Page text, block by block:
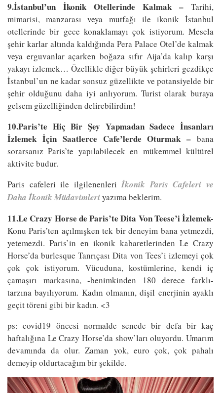
9.İstanbul’un İkonik Otellerinde Kalmak – Tarihi,
mimarisi, manzarası veya mutfağı ile ikonik İstanbul
otellerinde bir gece konaklamayı çok istiyorum. Mesela
şehir karlar altında kaldığında Pera Palace Otel’de kalmak
veya erguvanlar açarken boğaza sıfır Aija’da kalıp karşı
yakayı izlemek… Özellikle diğer büyük şehirleri gezdikçe
İstanbul’un ne kadar sonsuz güzellikte ve potansiyelde bir
şehir olduğunu daha iyi anlıyorum. Turist olarak buraya
gelsem güzelliğinden delirebilirdim!
10.Paris’te Hiç Bir Şey Yapmadan Sadece İnsanları
İzlemek İçin Saatlerce Cafe’lerde Oturmak – bana
sorarsanız Paris’te yapılabilecek en mükemmel kültürel
aktivite budur.
Paris cafeleri ile ilgilenenleriİkonik Paris Cafeleri ve
Daha İkonik Müdavimleriyazıma beklerim.
11.Le Crazy Horse de Paris’te Dita Von Teese’i İzlemek-
Konu Paris’ten açılmışken tek bir deneyim bana yetmezdi,
yetemezdi. Paris’in en ikonik kabaretlerinden Le Crazy
Horse’da burlesque Tanrıçası Dita von Tees’i izlemeyi çok
çok çok istiyorum. Vücuduna, kostümlerine, kendi iç
çamaşırı markasına, -benimkinden 180 derece farklı-
tarzına bayılıyorum. Kadın olmanın, dişil enerjinin ayaklı
geçit töreni gibi bir kadın. <3
ps: covid19 öncesi normalde senede bir defa bir kaç
haftalığına Le Crazy Horse’da show’ları oluyordu. Umarım
devamında da olur. Zaman yok, euro çok, çok pahalı
demeyip oldurtacağım bir şekilde.